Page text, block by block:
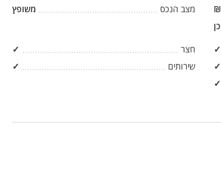
₪ מצב הנכס
משופץ
כן
✓ חצר
✓
✓ שירותים
✓
✓